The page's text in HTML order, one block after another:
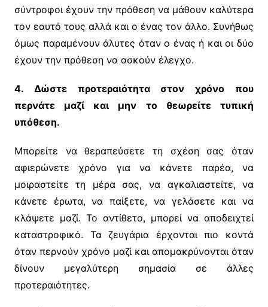
σύντροφοι έχουν την πρόθεση να μάθουν καλύτερα
τον εαυτό τους αλλά και ο ένας τον άλλο. Συνήθως
όμως παραμένουν άλυτες όταν ο ένας ή και οι δύο
έχουν την πρόθεση να ασκούν έλεγχο.
4. Δώστε προτεραιότητα στον χρόνο που
περνάτε μαζί και μην το θεωρείτε τυπική
υπόθεση.
Μπορείτε να θεραπεύσετε τη σχέση σας όταν
αφιερώνετε χρόνο για να κάνετε παρέα, να
μοιραστείτε τη μέρα σας, να αγκαλιαστείτε, να
κάνετε έρωτα, να παίξετε, να γελάσετε και να
κλάψετε μαζί. Το αντίθετο, μπορεί να αποδειχτεί
καταστροφικό. Τα ζευγάρια έρχονται πιο κοντά
όταν περνούν χρόνο μαζί και απομακρύνονται όταν
δίνουν μεγαλύτερη σημασία σε άλλες
προτεραιότητες.